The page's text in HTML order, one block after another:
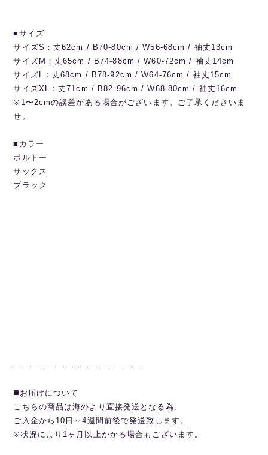
■サイズ
サイズS：丈62cm / B70-80cm / W56-68cm / 袖丈13cm
サイズM：丈65cm / B74-88cm / W60-72cm / 袖丈14cm
サイズL：丈68cm / B78-92cm / W64-76cm / 袖丈15cm
サイズXL：丈71cm / B82-96cm / W68-80cm / 袖丈16cm
※1〜2cmの誤差がある場合がございます。ご了承くださいま
せ。
■カラー
ボルドー
サックス
ブラック
———————————————
◼️お届けについて
こちらの商品は海外より直接発送となる為、
ご入金から10日～4週間前後で発送致します。
※状況により1ヶ月以上かかる場合もございます。